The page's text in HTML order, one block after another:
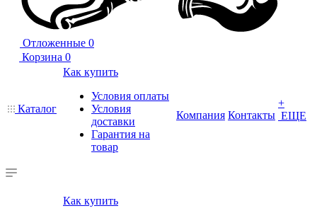
Отложенные 0
Корзина 0
Каталог
Как купить
Условия оплаты
Условия
доставки
Гарантия на
товар
Компания Контакты
+
ЕЩЕ
Как купить